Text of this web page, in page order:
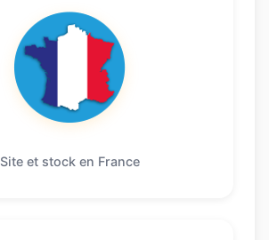
Site et stock en France